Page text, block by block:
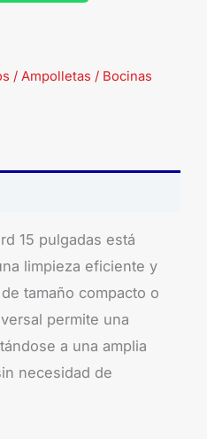
/ Ampolletas / Bocinas
15 pulgadas está
limpieza eficiente y
tamaño compacto o
permite una
a una amplia
necesidad de